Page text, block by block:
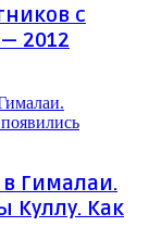
с
2012
Гималаи.
Куллу. Как